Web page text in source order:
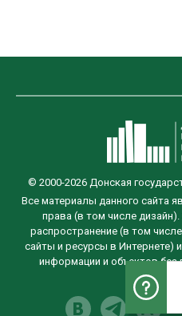
© 2000-2026 Донская
Все материалы данного сайта
права (в том числе
распространение (в том
сайты и ресурсы в Интернете)
информации и объектов без